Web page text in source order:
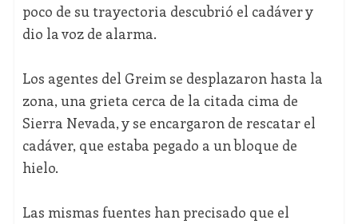
poco de su trayectoria descubrió el cadáver y
dio la voz de alarma.
Los agentes del Greim se desplazaron hasta la
zona, una grieta cerca de la citada cima de
Sierra Nevada, y se encargaron de rescatar el
cadáver, que estaba pegado a un bloque de
hielo.
Las mismas fuentes han precisado que el